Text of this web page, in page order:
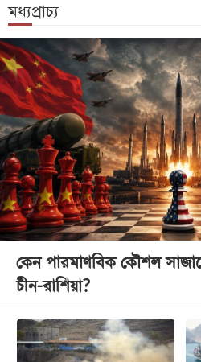
মধ্যপ্রাচ্য
কেন পারমাণবিক কৌশল
চীন-রাশিয়া?